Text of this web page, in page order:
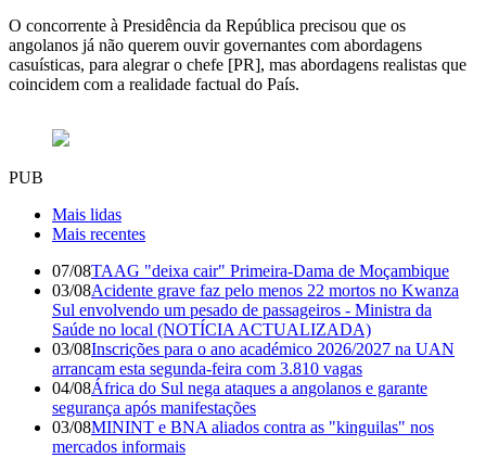
O concorrente à Presidência da República precisou que os
angolanos já não querem ouvir governantes com abordagens
casuísticas, para alegrar o chefe [PR], mas abordagens realistas que
coincidem com a realidade factual do País.
PUB
Mais lidas
Mais recentes
07/08TAAG "deixa cair" Primeira-Dama de Moçambique
03/08Acidente grave faz pelo menos 22 mortos no Kwanza
Sul envolvendo um pesado de passageiros - Ministra da
Saúde no local (NOTÍCIA ACTUALIZADA)
03/08Inscrições para o ano académico 2026/2027 na UAN
arrancam esta segunda-feira com 3.810 vagas
04/08África do Sul nega ataques a angolanos e garante
segurança após manifestações
03/08MININT e BNA aliados contra as "kinguilas" nos
mercados informais